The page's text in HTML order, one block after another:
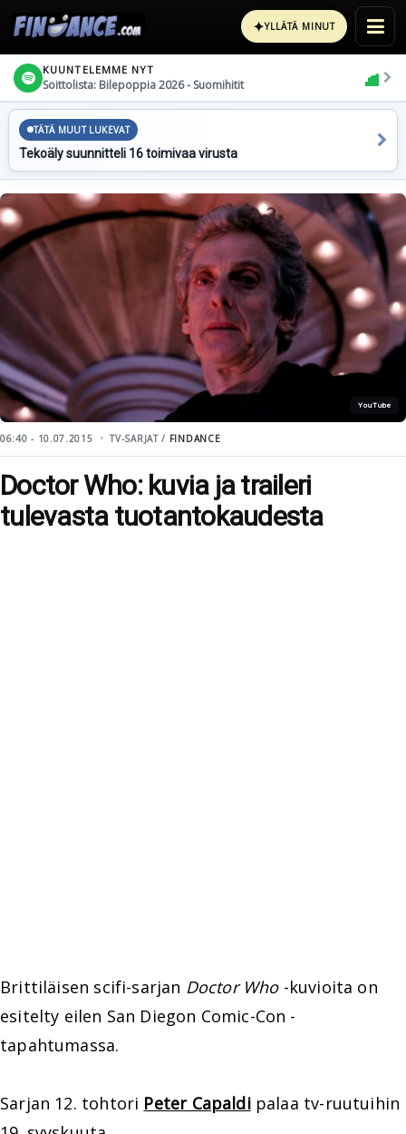
✦YLLÄTÄ MINUT
KUUNTELEMME NYT
Soittolista: Bilepoppia 2026 - Suomihitit
TÄTÄ MUUT LUKEVAT
Tekoäly suunnitteli 16 toimivaa virusta
YouTube
06:40 - 10.07.2015 TV-SARJAT / FINDANCE
Doctor Who: kuvia ja traileri
tulevasta tuotantokaudesta
Brittiläisen scifi-sarjan Doctor Who-kuvioita on
esitelty eilen San Diegon Comic-Con -
tapahtumassa.
Sarjan 12. tohtori Peter Capaldipalaa tv-ruutuihin